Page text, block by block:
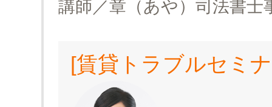
講師／章（あや）司法書
[賃貸トラブルセミ